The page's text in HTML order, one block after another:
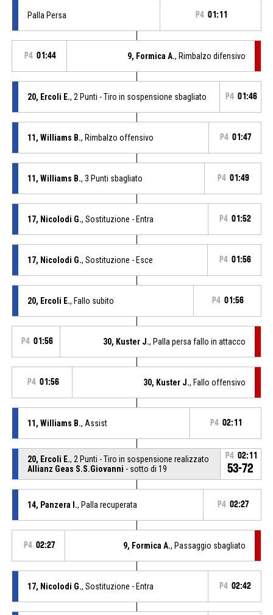
Palla Persa P4 01:11
P4 01:44 9, Formica A., Rimbalzo difensivo
20, Ercoli E., 2 Punti - Tiro in sospensione sbagliato P4 01:46
11, Williams B., Rimbalzo offensivo P4 01:47
11, Williams B., 3 Punti sbagliato P4 01:49
17, Nicolodi G., Sostituzione - Entra P4 01:52
17, Nicolodi G., Sostituzione - Esce P4 01:56
20, Ercoli E., Fallo subito P4 01:56
P4 01:56 30, Kuster J., Palla persa fallo in attacco
P4 01:56 30, Kuster J., Fallo offensivo
11, Williams B., Assist P4 02:11
20, Ercoli E., 2 Punti - Tiro in sospensione realizzato
Allianz Geas S.S.Giovanni - sotto di 19
P4 02:11
53-72
14, Panzera I., Palla recuperata P4 02:27
P4 02:27 9, Formica A., Passaggio sbagliato
17, Nicolodi G., Sostituzione - Entra P4 02:42